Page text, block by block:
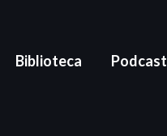
Biblioteca Podcast